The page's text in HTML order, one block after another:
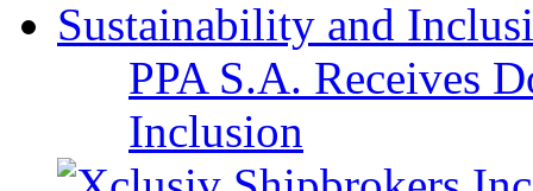
PPA S.A. Receives
Inclusion